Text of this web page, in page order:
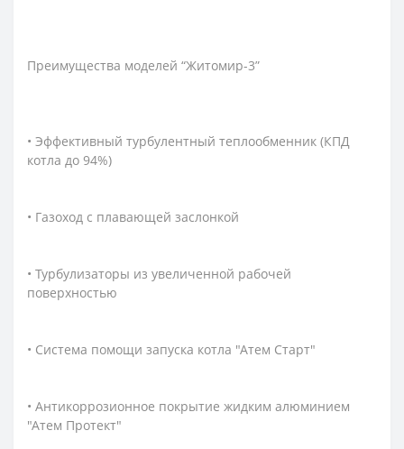
Преимущества моделей “Житомир-3”
• Эффективный турбулентный теплообменник (КПД
котла до 94%)
• Газоход с плавающей заслонкой
• Турбулизаторы из увеличенной рабочей
поверхностью
• Система помощи запуска котла "Атем Старт"
• Антикоррозионное покрытие жидким алюминием
"Атем Протект"